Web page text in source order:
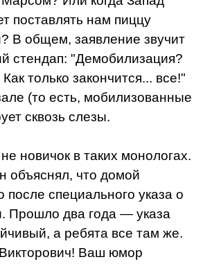
поставлять нам пиццу
В общем, заявление звучит
стендап: "Демобилизация?
только закончится... все!"
(то есть, мобилизованные
сквозь слезы.
новичок в таких монологах.
объяснял, что домой
после специального указа о
Прошло два года — указа
а ребята все там же.
Ваш юмор